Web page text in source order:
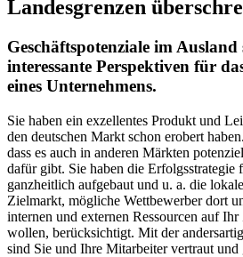
Landesgrenzen
Geschäftspotenziale im
interessante Perspektiven für
eines Unternehmens.
Sie haben ein exzellentes Produkt und
den deutschen Markt schon erobert
dass es auch in anderen Märkten
dafür gibt. Sie haben die Erfolgsstrategie
ganzheitlich aufgebaut und u. a. die
Zielmarkt, mögliche Wettbewerber dort
internen und externen Ressourcen auf
wollen, berücksichtigt. Mit der
sind Sie und Ihre Mitarbeiter vertraut und